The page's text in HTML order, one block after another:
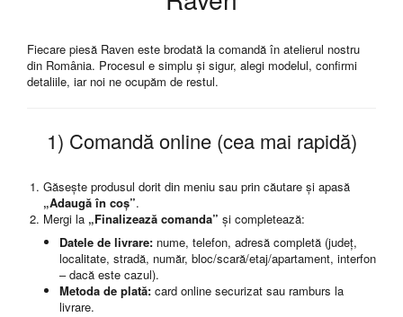
Blue Lock
ChainSawMan
CyberPunk
Darling in the Franxx
DemonSlayer
DragonBall
Evangelion
Fire Force
Haikyuu
HunterXHunter
Fiecare piesă Raven este brodată la comandă în atelierul nostru
din România. Procesul e simplu și sigur, alegi modelul, confirmi
detaliile, iar noi ne ocupăm de restul.
1) Comandă online (cea mai rapidă)
Găsește produsul dorit din meniu sau prin căutare și apasă
„Adaugă în coș”.
Mergi la „Finalizează comanda” și completează:
Datele de livrare: nume, telefon, adresă completă (județ,
localitate, stradă, număr, bloc/scară/etaj/apartament, interfon
– dacă este cazul).
Metoda de plată: card online securizat sau ramburs la
livrare.